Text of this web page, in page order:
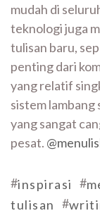
mudah di
teknologi juga
tulisan baru,
penting dari
yang relatif
sistem
yang sangat
pesat.
#inspirasi #
tulisan #